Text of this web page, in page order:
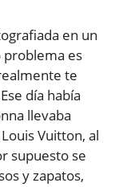
en un
problema es
te
día había
llevaba
Vuitton, al
supuesto se
y zapatos,